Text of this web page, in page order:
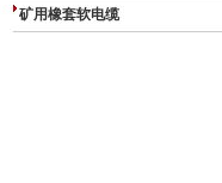
矿用橡套软电缆